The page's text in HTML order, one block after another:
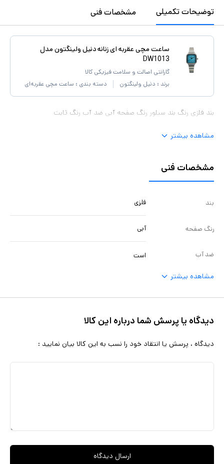
توضیحات تکمیلی مشخصات فنی
ساعت مچی عقربه ای زنانه دنیل ولینگتون مدل
DW1013
گارانتی اصالت و سلامت فیزیکی کالا
برند : دنیل ولینگتون دسته بندی : ساعت مچی عقربه‌ای
بند فلزی رنگ بند سیلور رنگ صفحه آبی ضد آب رنگ ثابت
مشاهده بیشتر
مشخصات فنی
بند فلزی
رنگ صفحه آبی
ضد آب است
مشاهده بیشتر
دیدگاه یا پرسش شما درباره این کالا
دیدگاه ، پرسش یا انتقاد خود را نسب به این کالا بیان نمایید :
ارسال دیدگاه